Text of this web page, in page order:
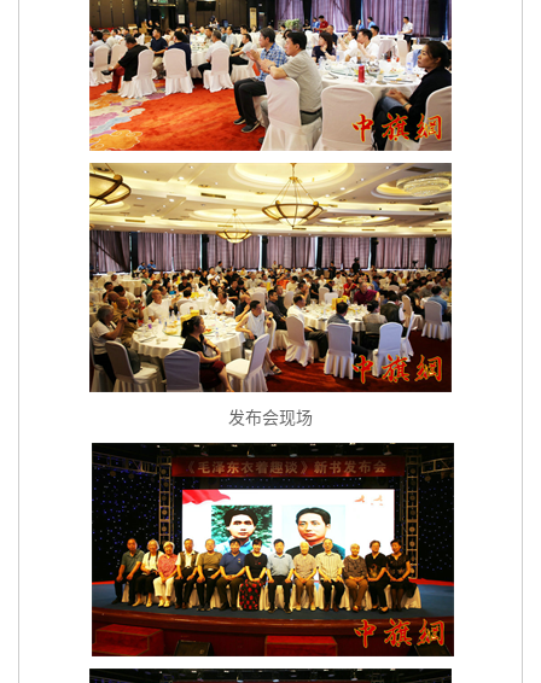
发布会现场